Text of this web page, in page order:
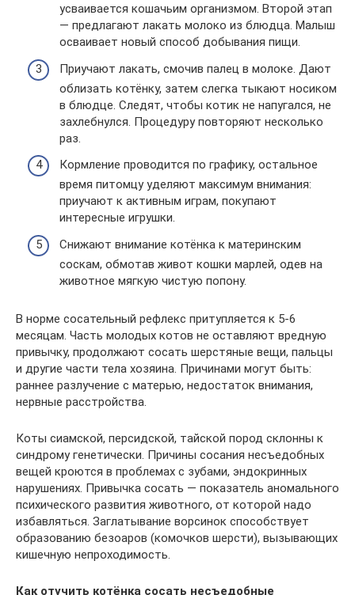
усваивается кошачьим организмом. Второй этап
— предлагают лакать молоко из блюдца. Малыш
осваивает новый способ добывания пищи.
Приучают лакать, смочив палец в молоке. Дают
облизать котёнку, затем слегка тыкают носиком
в блюдце. Следят, чтобы котик не напугался, не
захлебнулся. Процедуру повторяют несколько
раз.
Кормление проводится по графику, остальное
время питомцу уделяют максимум внимания:
приучают к активным играм, покупают
интересные игрушки.
Снижают внимание котёнка к материнским
соскам, обмотав живот кошки марлей, одев на
животное мягкую чистую попону.
В норме сосательный рефлекс притупляется к 5-6
месяцам. Часть молодых котов не оставляют вредную
привычку, продолжают сосать шерстяные вещи, пальцы
и другие части тела хозяина. Причинами могут быть:
раннее разлучение с матерью, недостаток внимания,
нервные расстройства.
Коты сиамской, персидской, тайской пород склонны к
синдрому генетически. Причины сосания несъедобных
вещей кроются в проблемах с зубами, эндокринных
нарушениях. Привычка сосать — показатель аномального
психического развития животного, от которой надо
избавляться. Заглатывание ворсинок способствует
образованию безоаров (комочков шерсти), вызывающих
кишечную непроходимость.
Как отучить котёнка сосать несъедобные